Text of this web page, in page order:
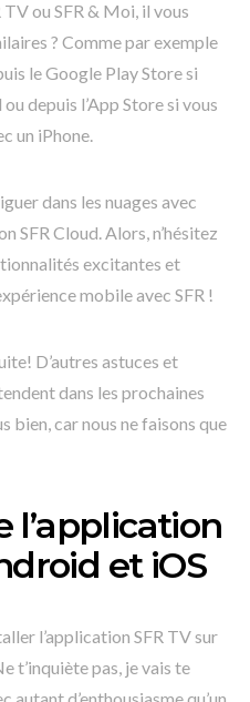
ou SFR & Moi, il vous
? Comme par exemple
le Google Play Store si
depuis l’App Store si vous
un iPhone.
dans les nuages avec
SFR Cloud. Alors, n’hésitez
excitantes et
mobile avec SFR !
D’autres astuces et
dans les prochaines
bien, car nous ne faisons que
l’application
et iOS
l’application SFR TV sur
t’inquiète pas, je vais te